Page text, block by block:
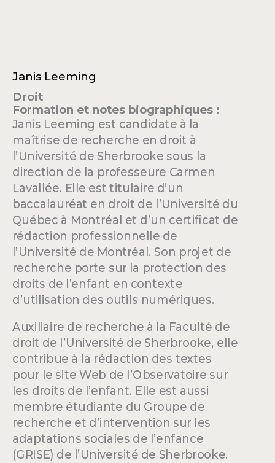
Janis Leeming
Droit
Formation et notes biographiques :
Janis Leeming est candidate à la
maîtrise de recherche en droit à
l’Université de Sherbrooke sous la
direction de la professeure Carmen
Lavallée. Elle est titulaire d’un
baccalauréat en droit de l’Université du
Québec à Montréal et d’un certificat de
rédaction professionnelle de
l’Université de Montréal. Son projet de
recherche porte sur la protection des
droits de l’enfant en contexte
d’utilisation des outils numériques.
Auxiliaire de recherche à la Faculté de
droit de l’Université de Sherbrooke, elle
contribue à la rédaction des textes
pour le site Web de l’Observatoire sur
les droits de l’enfant. Elle est aussi
membre étudiante du Groupe de
recherche et d’intervention sur les
adaptations sociales de l’enfance
(GRISE) de l’Université de Sherbrooke.